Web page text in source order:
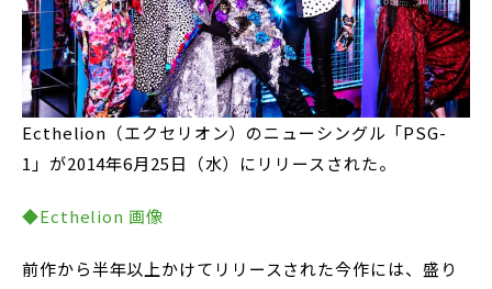
Ecthelion（エクセリオン）のニューシングル「PSG-
1」が2014年6月25日（水）にリリースされた。
◆Ecthelion 画像
前作から半年以上かけてリリースされた今作には、盛り